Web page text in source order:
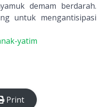
demam berdarah.
untuk mengantisipasi
yatim
Print